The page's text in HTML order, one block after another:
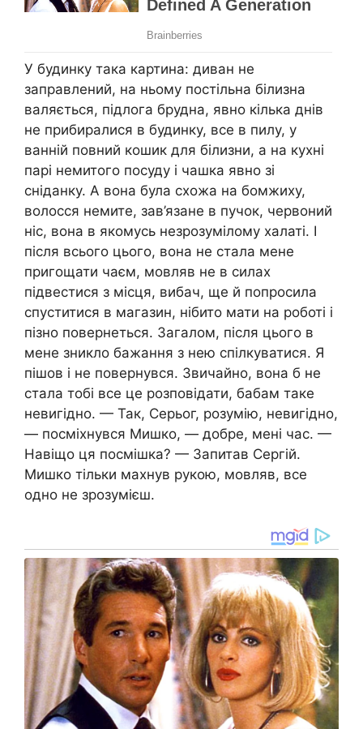
У будинку така картина: диван не
заправлений, на ньому постільна білизна
валяється, підлога брудна, явно кілька днів
не прибиралися в будинку, все в пилу, у
ванній повний кошик для білизни, а на кухні
парі немитого посуду і чашка явно зі
сніданку. А вона була схожа на бомжиху,
волосся немите, зав’язане в пучок, червоний
ніс, вона в якомусь незрозумілому халаті. І
після всього цього, вона не стала мене
пригощати чаєм, мовляв не в силах
підвестися з місця, вибач, ще й попросила
спуститися в магазин, нібито мати на роботі і
пізно повернеться. Загалом, після цього в
мене зникло бажання з нею спілкуватися. Я
пішов і не повернувся. Звичайно, вона б не
стала тобі все це розповідати, бабам таке
невигідно. — Так, Серьог, розумію, невигідно,
— посміхнувся Мишко, — добре, мені час. —
Навіщо ця посмішка? — Запитав Сергій.
Мишко тільки махнув рукою, мовляв, все
одно не зрозумієш.